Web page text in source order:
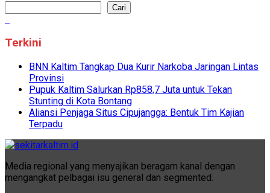
Cari
Terkini
BNN Kaltim Tangkap Dua Kurir Narkoba Jaringan Lintas
Provinsi
Pupuk Kaltim Salurkan Rp858,7 Juta untuk Tekan
Stunting di Kota Bontang
Aliansi Penjaga Situs Cipujangga: Bentuk Tim Kajian
Terpadu
Media regional yang menyajikan beragam kanal dengan
mengangkat pelbagai isu general dan segmented.